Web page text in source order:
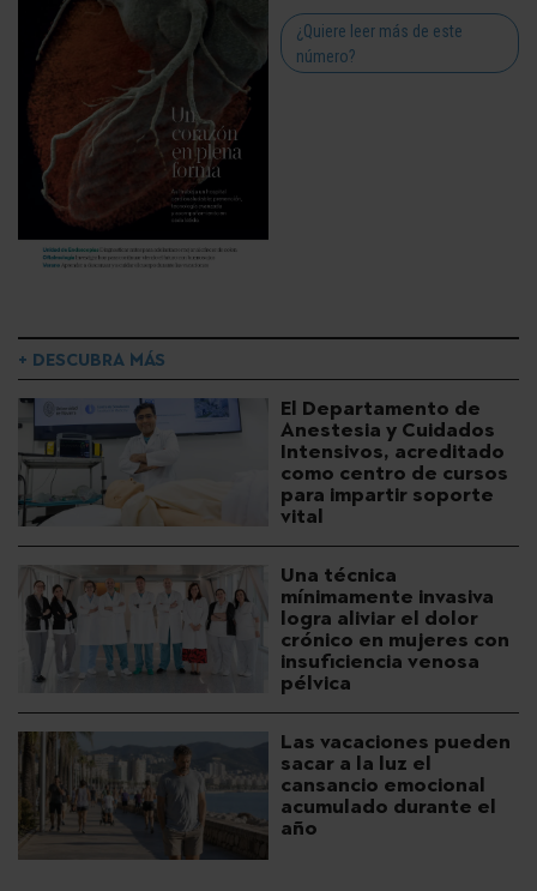
¿Quiere leer más de este
número?
+ DESCUBRA MÁS
El Departamento de
Anestesia y Cuidados
Intensivos, acreditado
como centro de cursos
para impartir soporte
vital
Una técnica
mínimamente invasiva
logra aliviar el dolor
crónico en mujeres con
insuficiencia venosa
pélvica
Las vacaciones pueden
sacar a la luz el
cansancio emocional
acumulado durante el
año